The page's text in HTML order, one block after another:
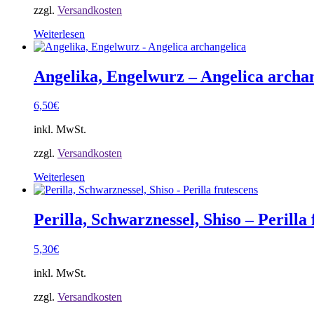
zzgl. Versandkosten
Weiterlesen
Angelika, Engelwurz – Angelica
6,50€
inkl. MwSt.
zzgl. Versandkosten
Weiterlesen
Perilla, Schwarznessel, Shiso – Perilla
5,30€
inkl. MwSt.
zzgl. Versandkosten